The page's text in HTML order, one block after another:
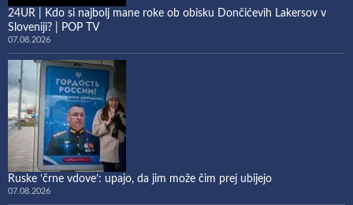
24UR | Kdo si najbolj mane roke ob obisku Dončićevih Lakersov v
Sloveniji? | POP TV
07.08.2026
Ruske ‘črne vdove’: upajo, da jim može čim prej ubijejo
07.08.2026